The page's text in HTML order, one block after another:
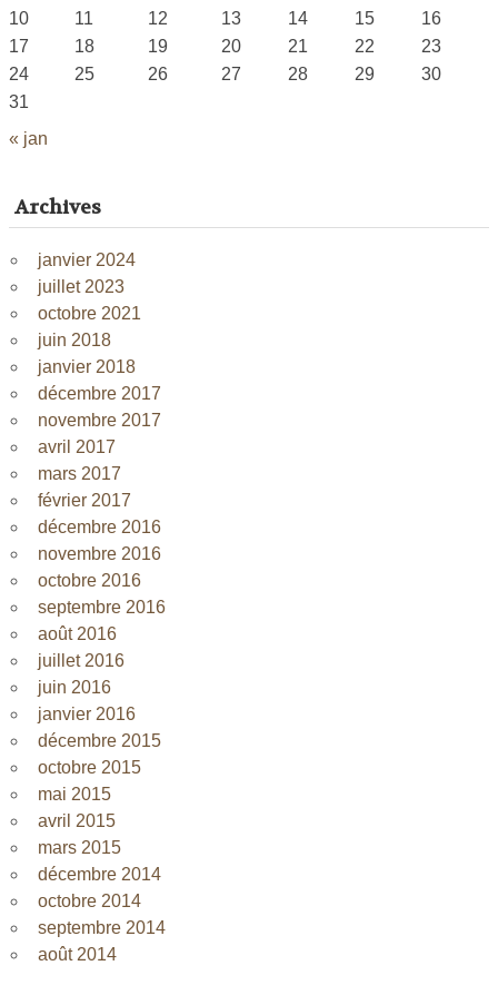
« jan
10
11 12 13 14 15
16
17
18 19 20 21 22
23
24
25 26 27 28 29
30
31
Archives
janvier 2024
juillet 2023
octobre 2021
juin 2018
janvier 2018
décembre 2017
novembre 2017
avril 2017
mars 2017
février 2017
décembre 2016
novembre 2016
octobre 2016
septembre 2016
août 2016
juillet 2016
juin 2016
janvier 2016
décembre 2015
octobre 2015
mai 2015
avril 2015
mars 2015
décembre 2014
octobre 2014
septembre 2014
août 2014